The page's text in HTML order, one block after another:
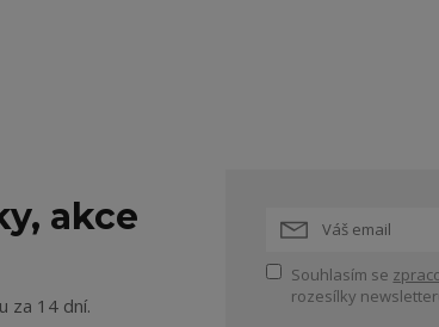
akce
za 14 dní.
Souhlasím se
rozesílky